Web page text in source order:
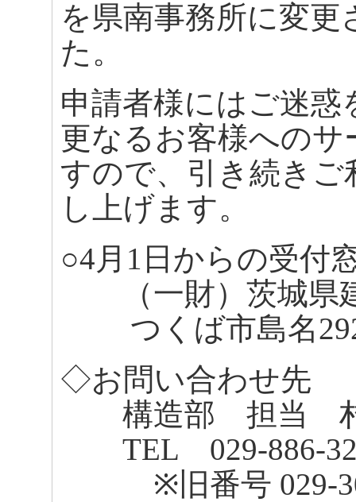
を県南事務所に変
た。
申請者様にはご迷
更なるお客様への
すので、引き続き
し上げます。
○4月1日からの受付
（一財）茨城県
つくば市島名
◇お問い合わせ先
構造部 担当
TEL 029-886-
※旧番号 029-